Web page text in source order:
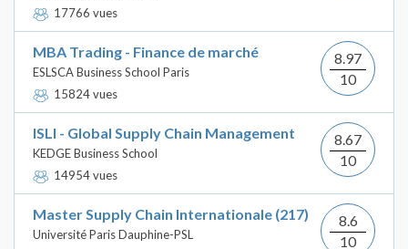
17766 vues
MBA Trading - Finance de marché
ESLSCA Business School Paris
15824 vues
8.97
10
ISLI - Global Supply Chain Management
KEDGE Business School
14954 vues
8.67
10
Master Supply Chain Internationale (217)
Université Paris Dauphine-PSL
8.6
10